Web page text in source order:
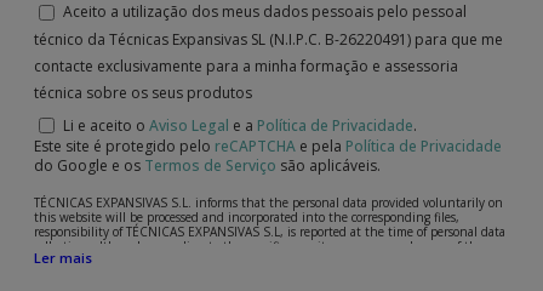
Aceito a utilização dos meus dados pessoais pelo pessoal
técnico da Técnicas Expansivas SL (N.I.P.C. B-26220491) para que me
contacte exclusivamente para a minha formação e assessoria
técnica sobre os seus produtos
Li e aceito o Aviso Legal e a Política de Privacidade.
Este site é protegido pelo reCAPTCHA e pela Política de Privacidade
do Google e os Termos de Serviço são aplicáveis.
TÉCNICAS EXPANSIVAS S.L. informs that the personal data provided voluntarily on
this website will be processed and incorporated into the corresponding files,
responsibility of TÉCNICAS EXPANSIVAS S.L, is reported at the time of personal data
collection, although, according to the specific case, its purpose may be any of the
following: attention to your referred request, complaint or question, established
Ler mais